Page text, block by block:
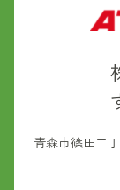
青森市篠田二